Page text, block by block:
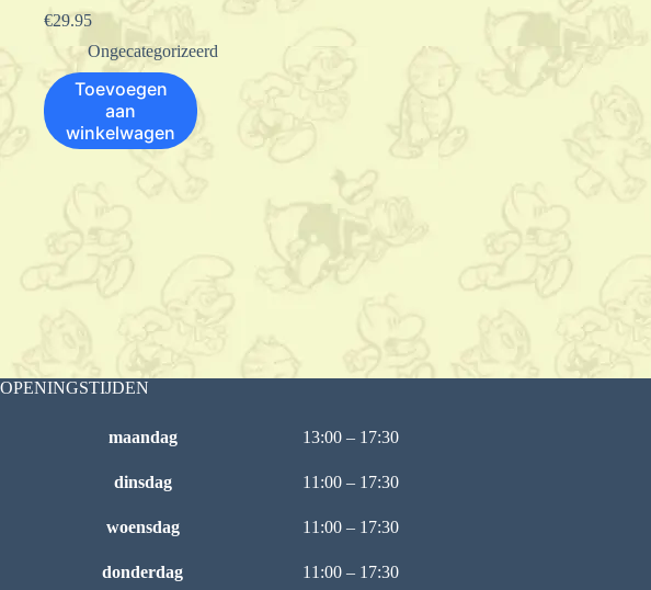
€29.95
Ongecategorizeerd
Toevoegen
aan
winkelwagen
OPENINGSTIJDEN
maandag 13:00 – 17:30
dinsdag 11:00 – 17:30
woensdag 11:00 – 17:30
donderdag 11:00 – 17:30